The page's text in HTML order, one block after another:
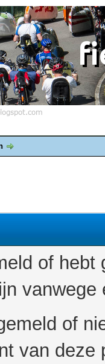
of
of
van